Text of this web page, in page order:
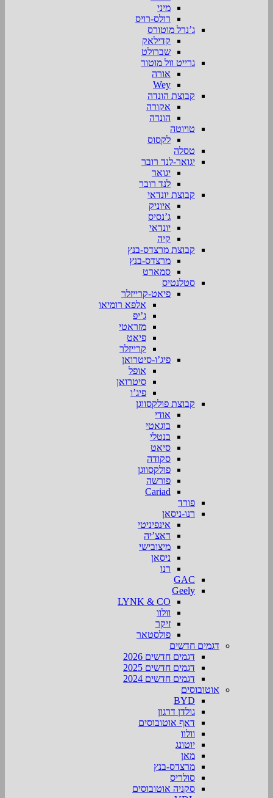
מיני
רולס-רויס
ג’נרל מוטורס
קדילאק
שברולט
גרייט וול מוטור
אורה
Wey
קבוצת הונדה
אקורה
הונדה
טויוטה
לקסוס
טסלה
יגואר-לנד רובר
יגואר
לנד רובר
קבוצת יונדאי
איוניק
ג’נסיס
יונדאי
קיה
קבוצת מרצדס-בנץ
מרצדס-בנץ
סמארט
סטלנטיס
פיאט-קרייזלר
אלפא רומיאו
ג’יפ
מזראטי
פיאט
קרייזלר
פיג’ו-סיטרואן
אופל
סיטרואן
פיג’ו
קבוצת פולקסווגן
אודי
בוגאטי
בנטלי
סיאט
סקודה
פולקסווגן
פורשה
Cariad
פורד
רנו-ניסאן
אינפיניטי
דאצ’יה
מיצובישי
ניסאן
רנו
GAC
Geely
LYNK & CO
וולוו
זיקר
פולסטאר
דגמים חדשים
דגמים חדשים 2026
דגמים חדשים 2025
דגמים חדשים 2024
אוטובוסים
BYD
גולדן דרגון
דאף אוטובוסים
וולוו
יוטונג
מאן
מרצדס-בנץ
סולריס
סקניה אוטובוסים